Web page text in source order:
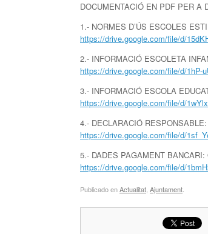
DOCUMENTACIÓ EN PDF PER A
1.- NORMES D’ÚS ESCOLES
https://drive.google.com/file/d/
2.- INFORMACIÓ ESCOLETA
https://drive.google.com/file/d/1hP-
3.- INFORMACIÓ ESCOLA
https://drive.google.com/file/d/
4.- DECLARACIÓ
https://drive.google.com/file/d/
5.- DADES PAGAMENT
https://drive.google.com/file/d/
Publicado enActualitat Ajuntament